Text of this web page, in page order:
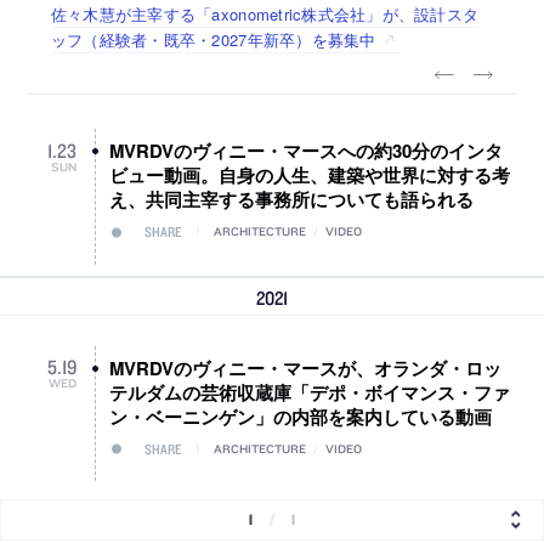
佐々木慧が主宰する「axonometric株式会社」が、設計スタ
ッフ（経験者・既卒・2027年新卒）を募集中
古民家を軸に全国で“価値循環の仕組み”を作り、リモートワ
ーク主体の働き方を実践する「株式会社つぎと」が、設計ス
リノベる株式会社が、設計パートナー (業務委託) を募集中
社会への影響力のある建築を手掛け、スタッフ同士で助け合
う環境づくりも行う「E.A.S.T.architects」が、設計スタッフ
代官山を拠点に活動する「梅澤竜也 / ALA INC.」が、設計ス
タッフ・アルバイト・事務職を募集中
1.23
SUN
MVRDVのヴィニー・マースへの約30分のインタ
ビュー動画。自身の人生、建築や世界に対する考
え、共同主宰する事務所についても語られる
SHARE ARCHITECTURE VIDEO
2021
5.19
WED
MVRDVのヴィニー・マースが、オランダ・ロッ
テルダムの芸術収蔵庫「デポ・ボイマンス・ファ
ン・ベーニンゲン」の内部を案内している動画
SHARE ARCHITECTURE VIDEO
1 1